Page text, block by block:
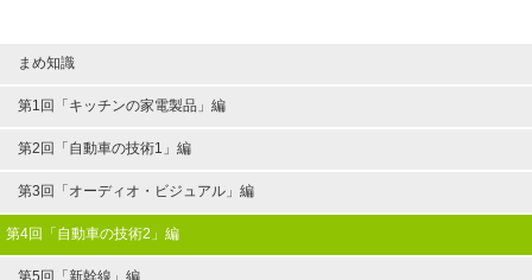
まめ知識
第1回「キッチンの家電製品」編
第2回「自動車の技術1」編
第3回「オーディオ・ビジュアル」編
第4回「自動車の技術2」編
第5回「新幹線」編